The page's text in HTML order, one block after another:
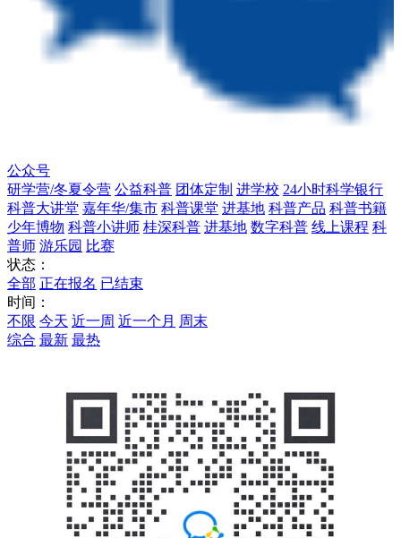
公众号
研学营/冬夏令营 公益科普 团体定制 进学校 24小时科学银行
科普大讲堂 嘉年华/集市 科普课堂 进基地 科普产品 科普书籍
少年博物 科普小讲师 桂深科普 进基地 数字科普 线上课程 科
普师 游乐园 比赛
状态：
全部 正在报名 已结束
时间：
不限 今天 近一周 近一个月 周末
综合 最新 最热